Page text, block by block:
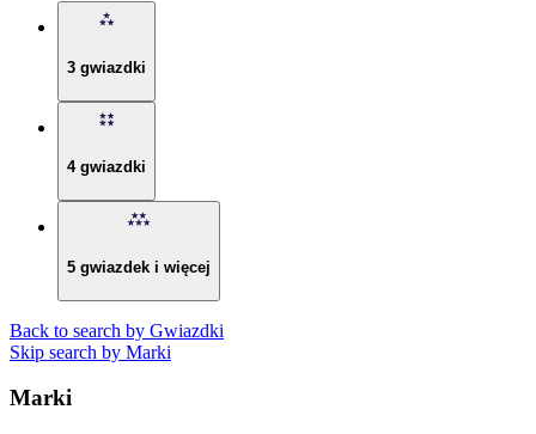
3 gwiazdki
4 gwiazdki
5 gwiazdek i więcej
Back to search by Gwiazdki
Skip search by Marki
Marki